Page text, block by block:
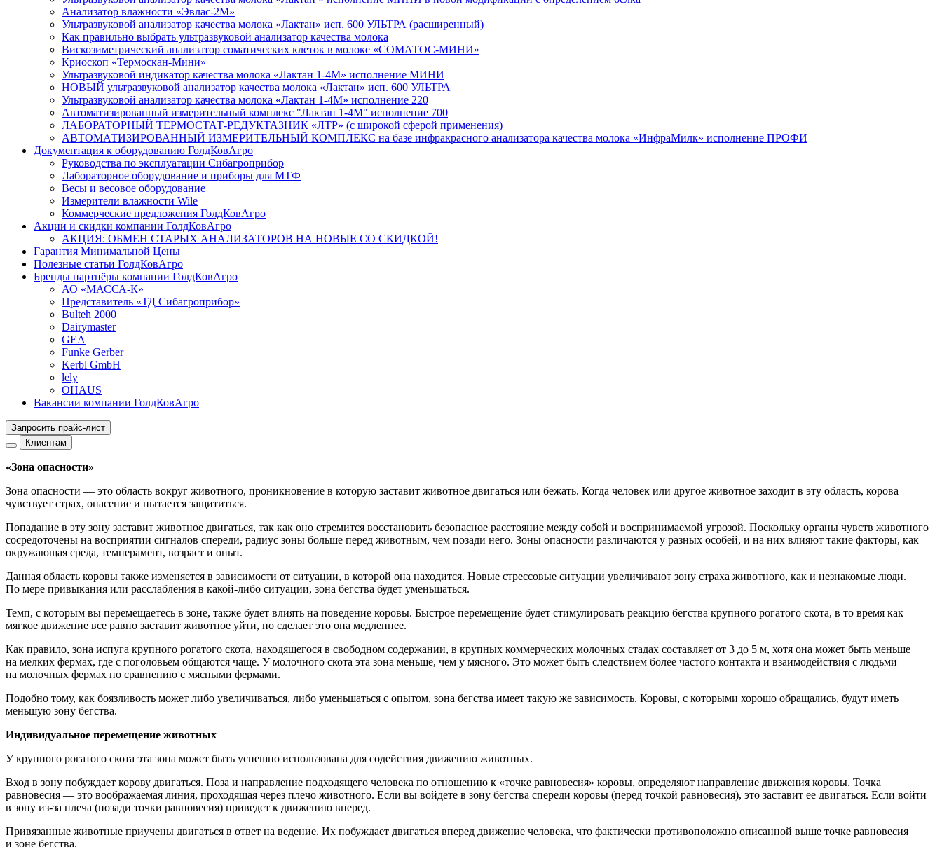
Анализатор влажности «Эвлас-2М»
Ультразвуковой анализатор качества молока «Лактан» исп. 600 УЛЬТРА (расширенный)
Как правильно выбрать ультразвуковой анализатор качества молока
Вискозиметрический анализатор соматических клеток в молоке «СОМАТОС-МИНИ»
Криоскоп «Термоскан-Мини»
Ультразвуковой индикатор качества молока «Лактан 1-4М» исполнение МИНИ
НОВЫЙ ультразвуковой анализатор качества молока «Лактан» исп. 600 УЛЬТРА
Ультразвуковой анализатор качества молока «Лактан 1-4М» исполнение 220
Автоматизированный измерительный комплекс "Лактан 1-4М" исполнение 700
ЛАБОРАТОРНЫЙ ТЕРМОСТАТ-РЕДУКТАЗНИК «ЛТР» (с широкой сферой применения)
АВТОМАТИЗИРОВАННЫЙ ИЗМЕРИТЕЛЬНЫЙ КОМПЛЕКС на базе инфракрасного анализатора качества молока «ИнфраМилк» исполнение ПРОФИ
Документация к оборудованию ГолдКовАгро
Руководства по эксплуатации Сибагроприбор
Лабораторное оборудование и приборы для МТФ
Весы и весовое оборудование
Измерители влажности Wile
Коммерческие предложения ГолдКовАгро
Акции и скидки компании ГолдКовАгро
АКЦИЯ: ОБМЕН СТАРЫХ АНАЛИЗАТОРОВ НА НОВЫЕ СО СКИДКОЙ!
Гарантия Минимальной Цены
Полезные статьи ГолдКовАгро
Бренды партнёры компании ГолдКовАгро
АО «МАССА-К»
Представитель «ТД Сибагроприбор»
Bulteh 2000
Dairymaster
GEA
Funke Gerber
Kerbl GmbH
lely
OHAUS
Вакансии компании ГолдКовАгро
Запросить прайс-лист
Клиентам
«Зона опасности»
Зона опасности — это область вокруг животного, проникновение в которую заставит животное двигаться или бежать. Когда человек или другое животное заходит в эту область, корова
чувствует страх, опасение и пытается защититься.
Попадание в эту зону заставит животное двигаться, так как оно стремится восстановить безопасное расстояние между собой и воспринимаемой угрозой. Поскольку органы чувств животного
сосредоточены на восприятии сигналов спереди, радиус зоны больше перед животным, чем позади него. Зоны опасности различаются у разных особей, и на них влияют такие факторы, как
окружающая среда, темперамент, возраст и опыт.
Данная область коровы также изменяется в зависимости от ситуации, в которой она находится. Новые стрессовые ситуации увеличивают зону страха животного, как и незнакомые люди.
По мере привыкания или расслабления в какой-либо ситуации, зона бегства будет уменьшаться.
Темп, с которым вы перемещаетесь в зоне, также будет влиять на поведение коровы. Быстрое перемещение будет стимулировать реакцию бегства крупного рогатого скота, в то время как
мягкое движение все равно заставит животное уйти, но сделает это она медленнее.
Как правило, зона испуга крупного рогатого скота, находящегося в свободном содержании, в крупных коммерческих молочных стадах составляет от 3 до 5 м, хотя она может быть меньше
на мелких фермах, где с поголовьем общаются чаще. У молочного скота эта зона меньше, чем у мясного. Это может быть следствием более частого контакта и взаимодействия с людьми
на молочных фермах по сравнению с мясными фермами.
Подобно тому, как боязливость может либо увеличиваться, либо уменьшаться с опытом, зона бегства имеет такую же зависимость. Коровы, с которыми хорошо обращались, будут иметь
меньшую зону бегства.
Индивидуальное перемещение животных
У крупного рогатого скота эта зона может быть успешно использована для содействия движению животных.
Вход в зону побуждает корову двигаться. Поза и направление подходящего человека по отношению к «точке равновесия» коровы, определяют направление движения коровы. Точка
равновесия — это воображаемая линия, проходящая через плечо животного. Если вы войдете в зону бегства спереди коровы (перед точкой равновесия), это заставит ее двигаться. Если войти
в зону из-за плеча (позади точки равновесия) приведет к движению вперед.
Привязанные животные приучены двигаться в ответ на ведение. Их побуждает двигаться вперед движение человека, что фактически противоположно описанной выше точке равновесия
и зоне бегства.